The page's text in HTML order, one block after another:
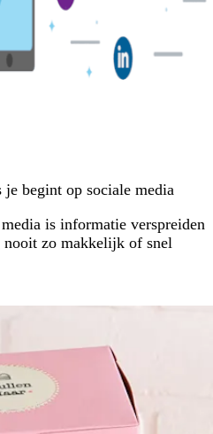
je begint op sociale media
is informatie verspreiden
zo makkelijk of snel